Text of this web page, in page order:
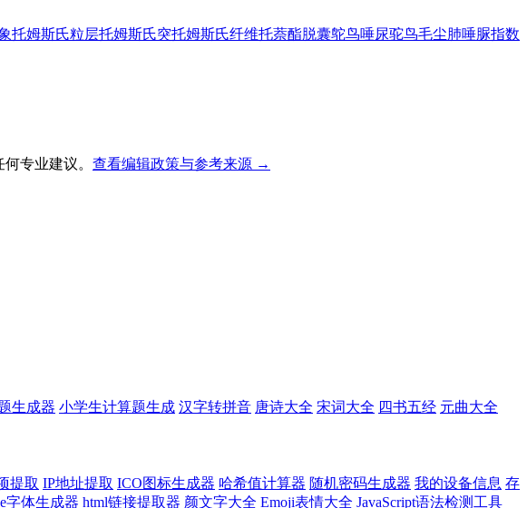
托姆斯氏粒层托姆斯氏突托姆斯氏纤维托萘酯脱囊鸵鸟唾尿驼鸟毛尘肺唾脲指数
专业建议。 查看编辑政策与参考来源 →
生成器 小学生计算题生成 汉字转拼音 唐诗大全 宋词大全 四书五经 元曲大全
提取 IP地址提取 ICO图标生成器 哈希值计算器 随机密码生成器 我的设备信息 存
字体生成器 html链接提取器 颜文字大全 Emoji表情大全 JavaScript语法检测工具